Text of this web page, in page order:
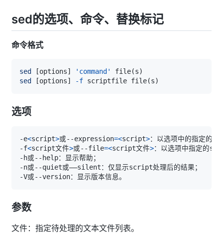
sed的选项、命令、替换标记
命令格式
sed [options] 'command' file(s)
sed
[options] -f scriptfile file(s)
选项
-e<script>或--expression=<script>
-f<script文件>或--file=<script文件>
参数
文件：指定待处理的文本文件列表。